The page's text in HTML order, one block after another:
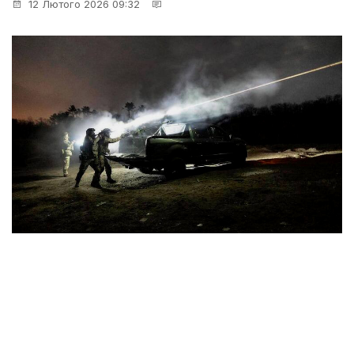
12 Лютого 2026 09:32